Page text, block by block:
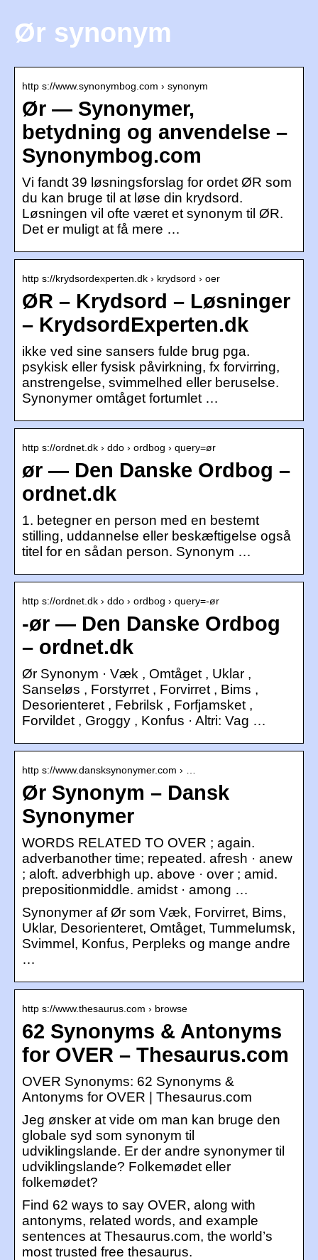
Ør synonym
http s://www.synonymbog.com › synonym
Ør — Synonymer,
betydning og anvendelse –
Synonymbog.com
Vi fandt 39 løsningsforslag for ordet ØR som
du kan bruge til at løse din krydsord.
Løsningen vil ofte været et synonym til ØR.
Det er muligt at få mere …
http s://krydsordexperten.dk › krydsord › oer
ØR – Krydsord – Løsninger
– KrydsordExperten.dk
ikke ved sine sansers fulde brug pga.
psykisk eller fysisk påvirkning, fx forvirring,
anstrengelse, svimmelhed eller beruselse.
Synonymer omtåget fortumlet …
http s://ordnet.dk › ddo › ordbog › query=ør
ør — Den Danske Ordbog –
ordnet.dk
1. betegner en person med en bestemt
stilling, uddannelse eller beskæftigelse også
titel for en sådan person. Synonym …
http s://ordnet.dk › ddo › ordbog › query=-ør
-ør — Den Danske Ordbog
– ordnet.dk
Ør Synonym · Væk , Omtåget , Uklar ,
Sanseløs , Forstyrret , Forvirret , Bims ,
Desorienteret , Febrilsk , Forfjamsket ,
Forvildet , Groggy , Konfus · Altri: Vag …
http s://www.dansksynonymer.com › …
Ør Synonym – Dansk
Synonymer
WORDS RELATED TO OVER ; again.
adverbanother time; repeated. afresh · anew
; aloft. adverbhigh up. above · over ; amid.
prepositionmiddle. amidst · among …
Synonymer af Ør som Væk, Forvirret, Bims,
Uklar, Desorienteret, Omtåget, Tummelumsk,
Svimmel, Konfus, Perpleks og mange andre
…
http s://www.thesaurus.com › browse
62 Synonyms & Antonyms
for OVER – Thesaurus.com
OVER Synonyms: 62 Synonyms &
Antonyms for OVER | Thesaurus.com
Jeg ønsker at vide om man kan bruge den
globale syd som synonym til
udviklingslande. Er der andre synonymer til
udviklingslande? Folkemødet eller
folkemødet?
Find 62 ways to say OVER, along with
antonyms, related words, and example
sentences at Thesaurus.com, the world’s
most trusted free thesaurus.